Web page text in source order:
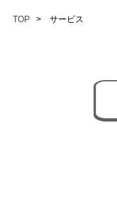
TOP> サービス